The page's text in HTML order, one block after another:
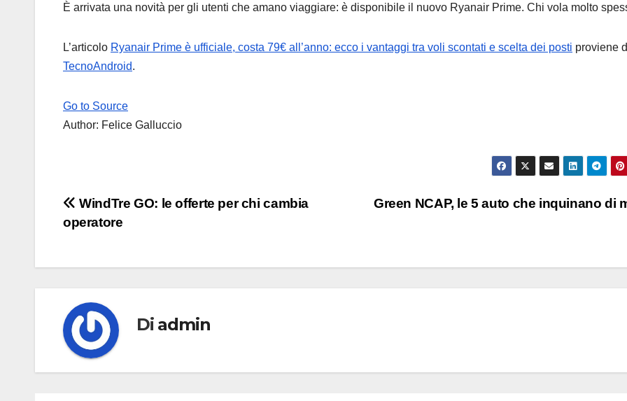
È arrivata una novità per gli utenti che amano viaggiare: è disponibile il nuovo Ryanair Prime. Chi vola molto
L’articolo Ryanair Prime è ufficiale, costa 79€ all’anno: ecco i vantaggi tra voli scontati e scelta dei posti proviene
TecnoAndroid.
Go to Source
Author: Felice Galluccio
Navigazione
articoli
Green NCAP, le 5 auto che inquinano di
WindTre GO: le offerte per chi cambia
operatore
Di admin
sullo